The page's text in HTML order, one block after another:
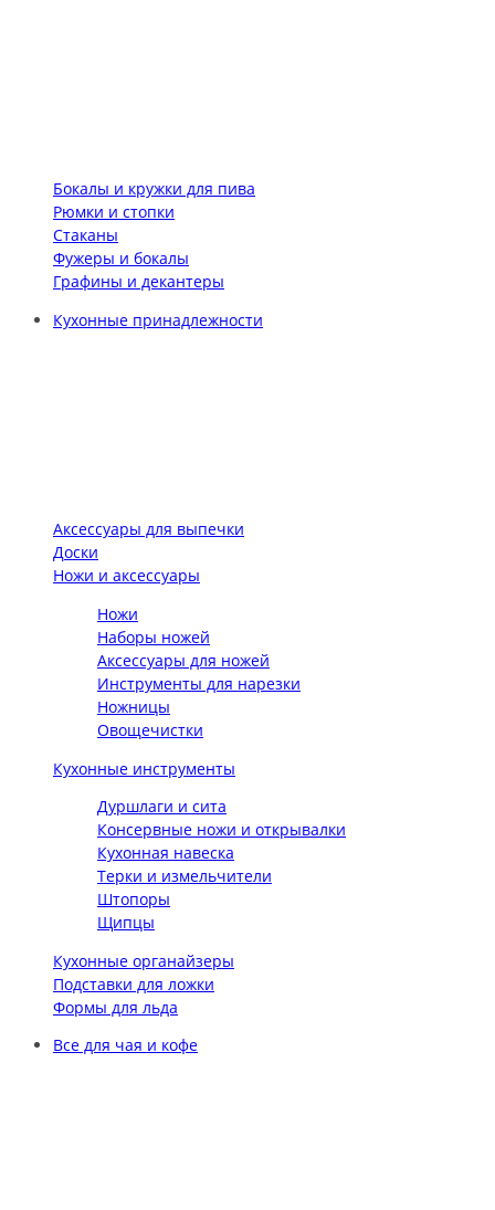
Бокалы и кружки для пива
Рюмки и стопки
Стаканы
Фужеры и бокалы
Графины и декантеры
Кухонные принадлежности
Аксессуары для выпечки
Доски
Ножи и аксессуары
Ножи
Наборы ножей
Аксессуары для ножей
Инструменты для нарезки
Ножницы
Овощечистки
Кухонные инструменты
Дуршлаги и сита
Консервные ножи и открывалки
Кухонная навеска
Терки и измельчители
Штопоры
Щипцы
Кухонные органайзеры
Подставки для ложки
Формы для льда
Все для чая и кофе